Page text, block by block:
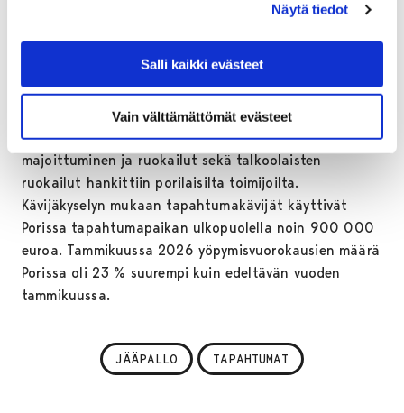
Näytä tiedot
Salli kaikki evästeet
Vain välttämättömät evästeet
ja nuorten mielenkiinnon herättämisessä oli alueen
Taloudellisesti tapahtuma pääsi tavoitteeseensa.
Järjestävien tahojen päätöksellä tapahtuman
toteuttamiseen hyödynnettiin mahdollisimman paljon
porilaisia yrityksiä. Esimerkiksi joukkueiden
majoittuminen ja ruokailut sekä talkoolaisten
ruokailut hankittiin porilaisilta toimijoilta.
Kävijäkyselyn mukaan tapahtumakävijät käyttivät
Porissa tapahtumapaikan ulkopuolella noin 900 000
euroa. Tammikuussa 2026 yöpymisvuorokausien määrä
Porissa oli 23 % suurempi kuin edeltävän vuoden
tammikuussa.
JÄÄPALLO TAPAHTUMAT